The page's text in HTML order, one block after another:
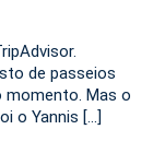
de passeios
momento. Mas o
o Yannis [...]